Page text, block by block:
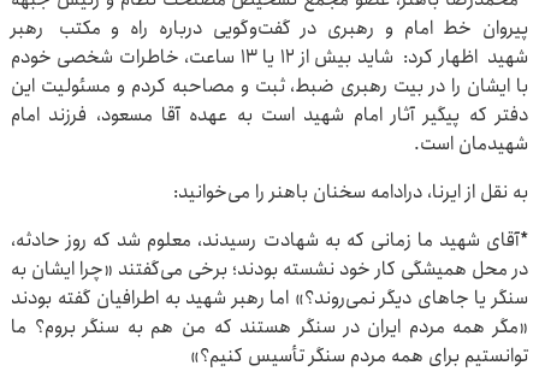
پیروان خط امام و رهبری در گفت‌وگویی درباره راه و مکتب رهبر
شهید اظهار کرد: شاید بیش از ۱۲ یا ۱۳ ساعت، خاطرات شخصی خودم
با ایشان را در بیت رهبری ضبط، ثبت و مصاحبه کردم و مسئولیت این
دفتر که پیگیر آثار امام شهید است به عهده آقا مسعود، فرزند امام
شهیدمان است.
به نقل از ایرنا، درادامه سخنان باهنر را می‌خوانید:
*آقای شهید ما زمانی که به شهادت رسیدند، معلوم شد که روز حادثه،
در محل همیشگی کار خود نشسته بودند؛ برخی می‌گفتند «چرا ایشان به
سنگر یا جاهای دیگر نمی‌روند؟» اما رهبر شهید به اطرافیان گفته بودند
«مگر همه مردم ایران در سنگر هستند که من هم به سنگر بروم؟ ما
توانستیم برای همه مردم سنگر تأسیس کنیم؟»